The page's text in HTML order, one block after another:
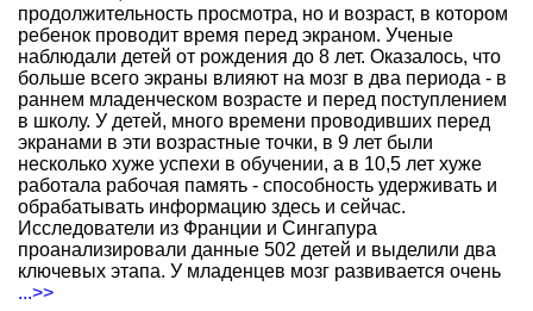
продолжительность просмотра, но и возраст, в котором
ребенок проводит время перед экраном. Ученые
наблюдали детей от рождения до 8 лет. Оказалось, что
больше всего экраны влияют на мозг в два периода - в
раннем младенческом возрасте и перед поступлением
в школу. У детей, много времени проводивших перед
экранами в эти возрастные точки, в 9 лет были
несколько хуже успехи в обучении, а в 10,5 лет хуже
работала рабочая память - способность удерживать и
обрабатывать информацию здесь и сейчас.
Исследователи из Франции и Сингапура
проанализировали данные 502 детей и выделили два
ключевых этапа. У младенцев мозг развивается очень
...>>